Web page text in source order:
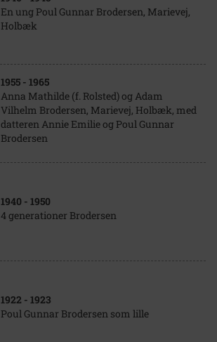
En ung Poul Gunnar Brodersen, Marievej,
Holbæk
1955 - 1965
Anna Mathilde (f. Rolsted) og Adam
Vilhelm Brodersen, Marievej, Holbæk, med
datteren Annie Emilie og Poul Gunnar
Brodersen
1940 - 1950
4 generationer Brodersen
1922 - 1923
Poul Gunnar Brodersen som lille